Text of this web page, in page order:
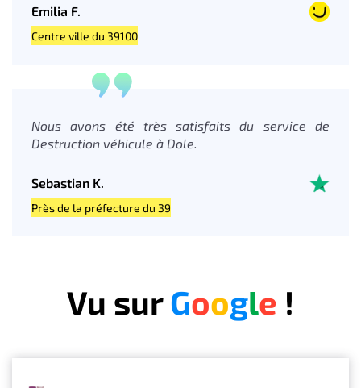
Emilia F.
Centre ville du 39100
Nous avons été très satisfaits du service de
Destruction véhicule à Dole.
Sebastian K.
Près de la préfecture du 39
Vu surGoogle !